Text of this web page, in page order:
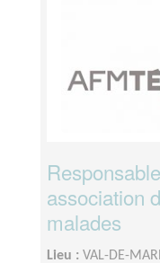
association
malades
Lieu : VAL-DE-